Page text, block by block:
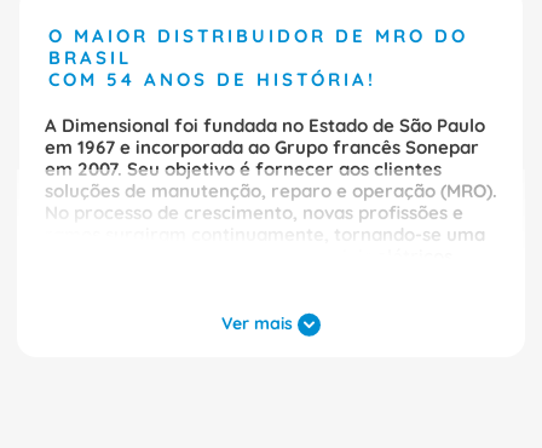
O MAIOR DISTRIBUIDOR DE MRO DO
BRASIL
COM 54 ANOS DE HISTÓRIA!
A Dimensional foi fundada no Estado de São Paulo
em 1967 e incorporada ao Grupo francês Sonepar
em 2007. Seu objetivo é fornecer aos clientes
soluções de manutenção, reparo e operação (MRO).
No processo de crescimento, novas profissões e
ramos surgiram continuamente, tornando-se uma
iluminação. A Dimensional possui atualmente 6
centros de distribuição no Brasil, um portfólio de
Ver mais